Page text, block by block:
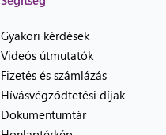
Gyakori kérdések
Videós útmutatók
Fizetés és számlázás
Hívásvégződtetési díjak
Dokumentumtár